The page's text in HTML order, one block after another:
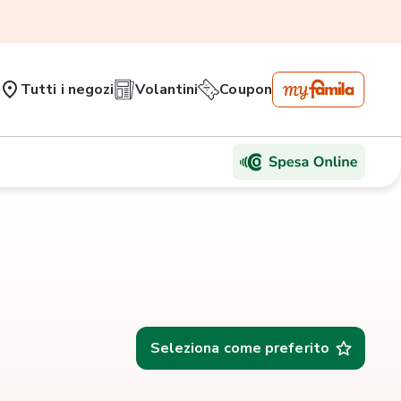
Tutti i negozi Volantini Coupon
Seleziona come preferito